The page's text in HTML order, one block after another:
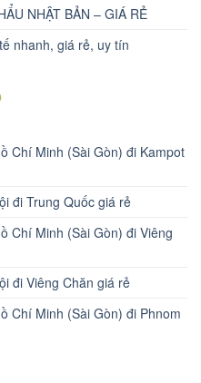
NHẬT BẢN – GIÁ RẺ
nhanh, giá rẻ, uy tín
Chí Minh (Sài Gòn) đi Kampot
đi Trung Quốc giá rẻ
Chí Minh (Sài Gòn) đi Viêng
đi Viêng Chăn giá rẻ
Chí Minh (Sài Gòn) đi Phnom